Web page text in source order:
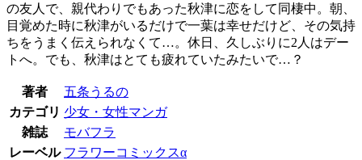
の友人で、親代わりでもあった秋津に恋をして同棲中。朝、
目覚めた時に秋津がいるだけで一葉は幸せだけど、その気持
ちをうまく伝えられなくて…。休日、久しぶりに2人はデー
トへ。でも、秋津はとても疲れていたみたいで…？
著者
五条うるの
カテゴリ 少女・女性マンガ
雑誌
モバフラ
レーベル フラワーコミックスα